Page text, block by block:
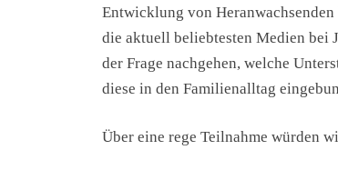
Entwicklung von
die aktuell beliebtesten Medien bei
der Frage nachgehen, welche
diese in den Familienalltag
Über eine rege Teilnahme würden